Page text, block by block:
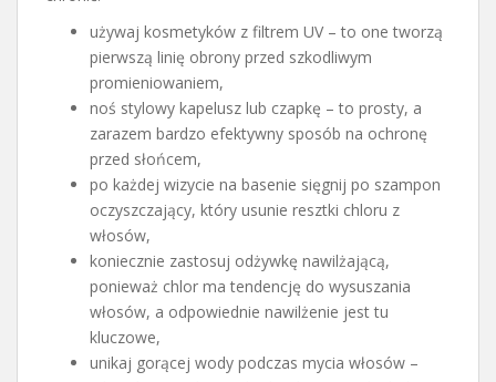
używaj kosmetyków z filtrem UV – to one tworzą
pierwszą linię obrony przed szkodliwym
promieniowaniem,
noś stylowy kapelusz lub czapkę – to prosty, a
zarazem bardzo efektywny sposób na ochronę
przed słońcem,
po każdej wizycie na basenie sięgnij po szampon
oczyszczający, który usunie resztki chloru z
włosów,
koniecznie zastosuj odżywkę nawilżającą,
ponieważ chlor ma tendencję do wysuszania
włosów, a odpowiednie nawilżenie jest tu
kluczowe,
unikaj gorącej wody podczas mycia włosów –